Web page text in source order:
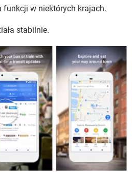
funkcji w niektórych krajach.
stabilnie.